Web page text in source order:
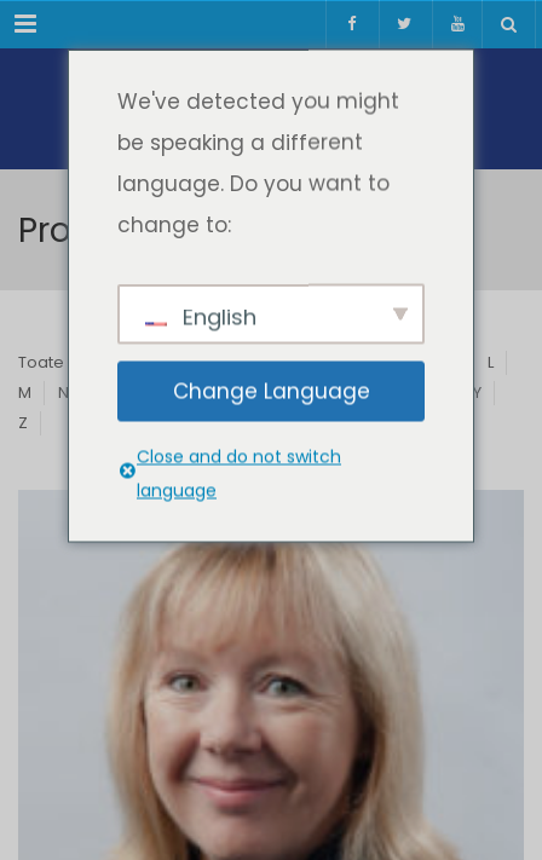
Meniul
Profesori & Invitați
Toate B C D E F G H I J
L
M
N Q R S T U V
Y
Z
We've detected you might
be speaking a different
language. Do you want to
change to:
English
Change Language
Close and do not switch
language